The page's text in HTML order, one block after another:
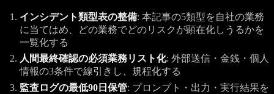
インシデント類型表の整備: 本記事の5類型を自社の業務
に当てはめ、どの業務でどのリスクが顕在化しうるかを
一覧化する
人間最終確認の必須業務リスト化: 外部送信・金銭・個人
情報の3条件で線引きし、規程化する
監査ログの最低90日保管: プロンプト・出力・実行結果を